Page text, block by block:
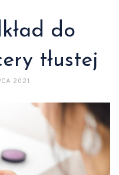
do
tłustej
2021